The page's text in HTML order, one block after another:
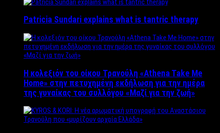
Patricia Sundari explains what is tantric therapy
Η κολεξιόν του οίκου Τρανούλη «Athena Take Me
Home» στην πετυχημένη εκδήλωση για την ημέρα
της γυναίκας του συλλόγου «Μαζί για την ζωή»